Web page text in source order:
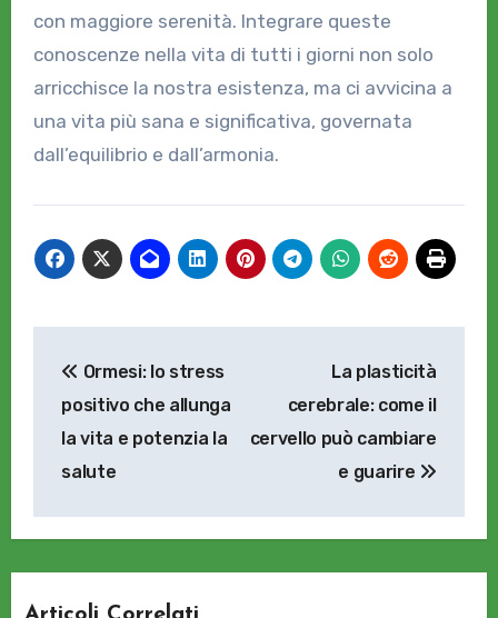
con maggiore serenità. Integrare queste
conoscenze nella vita di tutti i giorni non solo
arricchisce la nostra esistenza, ma ci avvicina a
una vita più sana e significativa, governata
dall’equilibrio e dall’armonia.
articoli
Ormesi: lo stress
positivo che allunga
la vita e potenzia la
salute
La plasticità
cerebrale: come il
cervello può cambiare
e guarire